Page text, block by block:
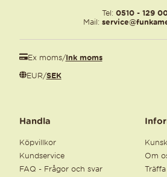
Tel: 0510 - 129
Mail:
Ex moms/Ink moms
EUR/SEK
Handla
Köpvillkor
Kundservice
FAQ - Frågor och svar
Om